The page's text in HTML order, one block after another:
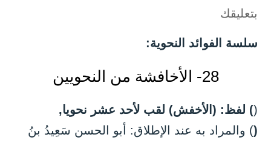
بتعليقك
سلسة الفوائد النحوية:
28- الأخافشة من النحويين
() لفظ: (الأخفش) لقب لأحد عشر نحويا,
() والمراد به عند الإطلاق: أبو الحسن سَعِيدُ بنُ